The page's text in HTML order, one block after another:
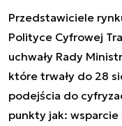
Przedstawiciele
Polityce Cyfrowej
uchwały Rady
które trwały do 28
podejścia do
punkty jak: wsparcie